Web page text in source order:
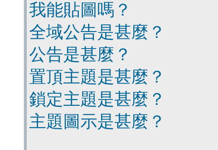
我能貼圖嗎？
全域公告是甚麼？
公告是甚麼？
置頂主題是甚麼？
鎖定主題是甚麼？
主題圖示是甚麼？